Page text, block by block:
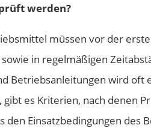
werden?
müssen vor der
in regelmäßigen
Betriebsanleitungen wird oft
gibt es Kriterien, nach denen
den Einsatzbedingungen